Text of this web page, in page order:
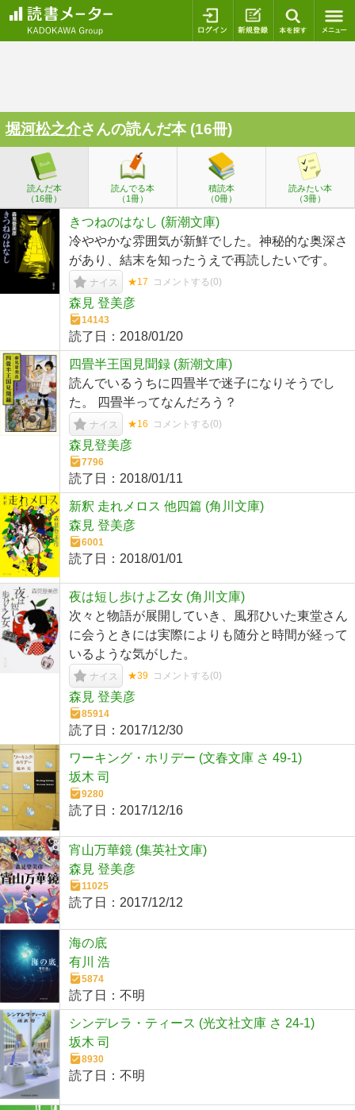
ログイン 新規登録
堀河松之介さんの読んだ本 (16冊)
読んだ本
（16冊）
読んでる本
（1冊）
積読本
（0冊）
読みたい本
（3冊）
きつねのはなし (新潮文庫)
冷ややかな雰囲気が新鮮でした。神秘的な奥深さ
があり、結末を知ったうえで再読したいです。
ナイス ★17 コメントする(0)
森見 登美彦
14143
読了日： 2018/01/20
四畳半王国見聞録 (新潮文庫)
読んでいるうちに四畳半で迷子になりそうでし
た。 四畳半ってなんだろう？
ナイス ★16 コメントする(0)
森見登美彦
7796
読了日： 2018/01/11
新釈 走れメロス 他四篇 (角川文庫)
森見 登美彦
6001
読了日： 2018/01/01
夜は短し歩けよ乙女 (角川文庫)
次々と物語が展開していき、風邪ひいた東堂さん
に会うときには実際によりも随分と時間が経って
いるような気がした。
ナイス ★39 コメントする(0)
森見 登美彦
85914
読了日： 2017/12/30
ワーキング・ホリデー (文春文庫 さ 49-1)
坂木 司
9280
読了日： 2017/12/16
宵山万華鏡 (集英社文庫)
森見 登美彦
11025
読了日： 2017/12/12
海の底
有川 浩
5874
読了日： 不明
シンデレラ・ティース (光文社文庫 さ 24-1)
坂木 司
8930
読了日： 不明